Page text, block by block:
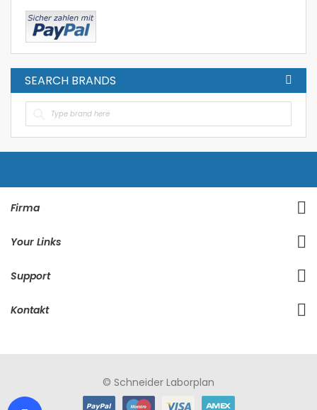
SEARCH BRANDS
Firma
Your Links
Support
Kontakt
© Schneider Laborplan